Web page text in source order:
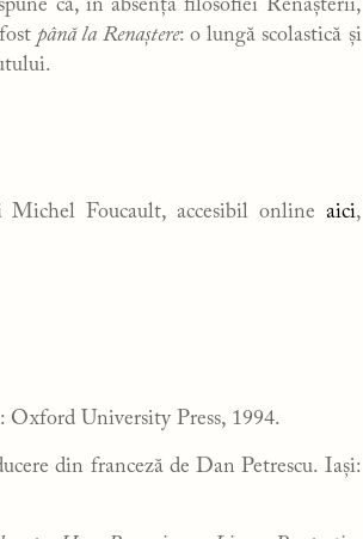
că, în absența filosofiei Renașterii,
până la Renaștere: o lungă scolastică și
Foucault, accesibil online aici,
Oxford University Press, 1994.
din franceză de Dan Petrescu. Iași: